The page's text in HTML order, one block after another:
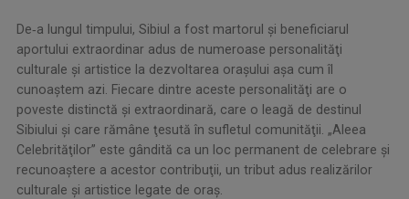
De‑a lungul timpului, Sibiul a fost martorul şi beneficiarul
aportului extraordinar adus de numeroase personalităţi
culturale şi artistice la dezvoltarea oraşului aşa cum îl
cunoaştem azi. Fiecare dintre aceste personalităţi are o
poveste distinctă şi extraordinară, care o leagă de destinul
Sibiului şi care rămâne ţesută în sufletul comunităţii. „Aleea
Celebrităţilor” este gândită ca un loc permanent de celebrare şi
recunoaştere a acestor contribuţii, un tribut adus realizărilor
culturale şi artistice legate de oraş.